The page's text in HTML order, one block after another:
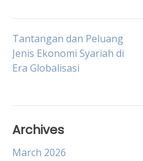
Post
navigation
Tantangan dan Peluang
Jenis Ekonomi Syariah di
Era Globalisasi
Archives
March 2026